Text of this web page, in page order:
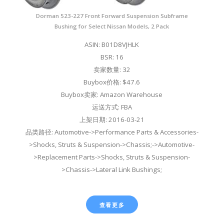
Dorman 523-227 Front Forward Suspension Subframe
Bushing for Select Nissan Models, 2 Pack
ASIN: B01D8VJHLK
BSR: 16
卖家数量: 32
Buybox价格: $47.6
Buybox卖家: Amazon Warehouse
运送方式: FBA
上架日期: 2016-03-21
品类路径: Automotive->Performance Parts & Accessories-
>Shocks, Struts & Suspension->Chassis;->Automotive-
>Replacement Parts->Shocks, Struts & Suspension-
>Chassis->Lateral Link Bushings;
查看更多